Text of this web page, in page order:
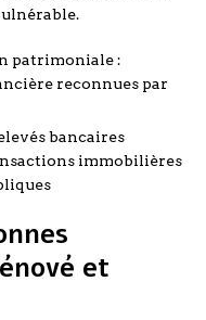
patrimoniale :
reconnues par
bancaires
immobilières
et